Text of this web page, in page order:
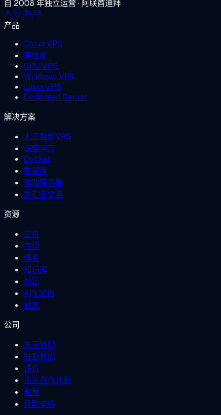
自 2008 年独立运营 · 阿联酋迪拜
产品
Cloud VPS
高性能
GPU VPS
Windows VPS
Linux VPS
Dedicated Server
解决方案
人工智能VPS
深度学习
Docker
数据库
游戏服务器
外汇与交易
资源
定价
市场
博客
知识库
对比
API 文档
状态
公司
关于我们
联系我们
评价
企业合作计划
教育
获取支持